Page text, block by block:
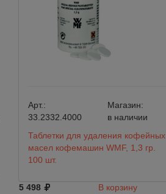
Арт.:
33.2332.4000
Магазин:
в наличии
Таблетки для удаления кофейных
масел кофемашин WMF, 1,3 гр.
100 шт.
5 498
В корзину